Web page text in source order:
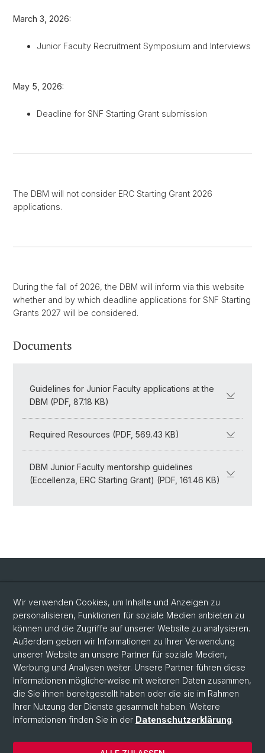
March 3, 2026:
Junior Faculty Recruitment Symposium and Interviews
May 5, 2026:
Deadline for SNF Starting Grant submission
The DBM will not consider ERC Starting Grant 2026
applications.
During the fall of 2026, the DBM will inform via this website
whether and by which deadline applications for SNF Starting
Grants 2027 will be considered.
Documents
Guidelines for Junior Faculty applications at the
DBM (PDF, 87.18 KB)
Required Resources (PDF, 569.43 KB)
DBM Junior Faculty mentorship guidelines
(Eccellenza, ERC Starting Grant) (PDF, 161.46 KB)
Social Media
LinkedIn
Bluesky
Vimeo
© Universität Basel
Wir verwenden Cookies, um Inhalte und Anzeigen zu
personalisieren, Funktionen für soziale Medien anbieten zu
können und die Zugriffe auf unserer Website zu analysieren.
Außerdem geben wir Informationen zu Ihrer Verwendung
unserer Website an unsere Partner für soziale Medien,
Werbung und Analysen weiter. Unsere Partner führen diese
Informationen möglicherweise mit weiteren Daten zusammen,
die Sie ihnen bereitgestellt haben oder die sie im Rahmen
Ihrer Nutzung der Dienste gesammelt haben. Weitere
Informationen finden Sie in der Datenschutzerklärung.